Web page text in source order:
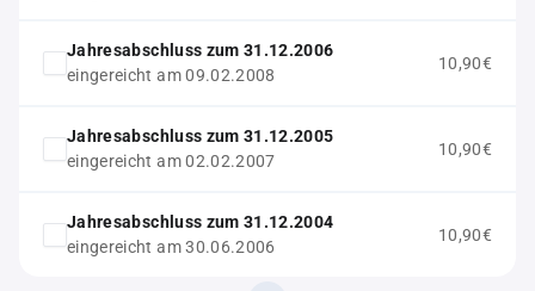
Jahresabschluss zum 31.12.2006
eingereicht am 09.02.2008
10,90€
Jahresabschluss zum 31.12.2005
eingereicht am 02.02.2007
10,90€
Jahresabschluss zum 31.12.2004
eingereicht am 30.06.2006
10,90€